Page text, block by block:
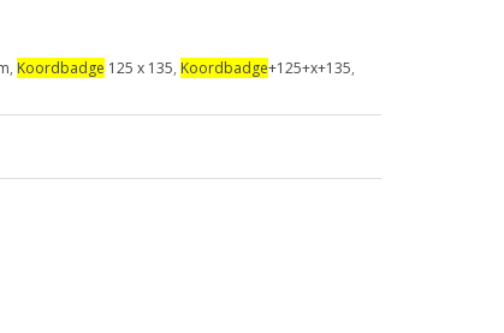
, Koordbadge 125 x 135, Koordbadge+125+x+135,